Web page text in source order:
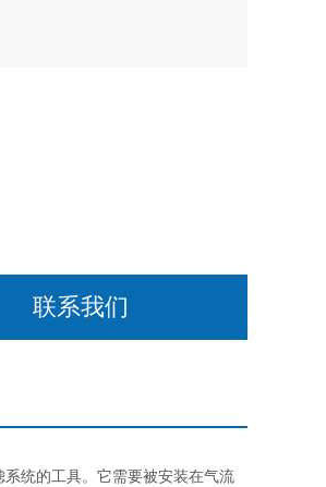
联系我们
系统的工具。它需要被安装在气流